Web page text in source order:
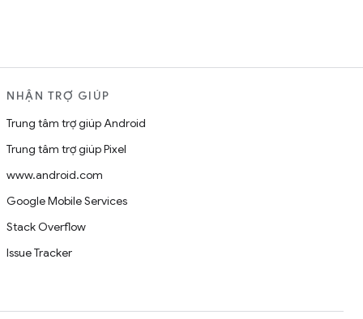
NHẬN TRỢ GIÚP
Trung tâm trợ giúp Android
Trung tâm trợ giúp Pixel
www.android.com
Google Mobile Services
Stack Overflow
Issue Tracker